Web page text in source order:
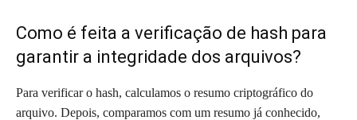
Como é feita a verificação de hash para
garantir a integridade dos arquivos?
Para verificar o hash, calculamos o resumo criptográfico do
arquivo. Depois, comparamos com um resumo já conhecido,